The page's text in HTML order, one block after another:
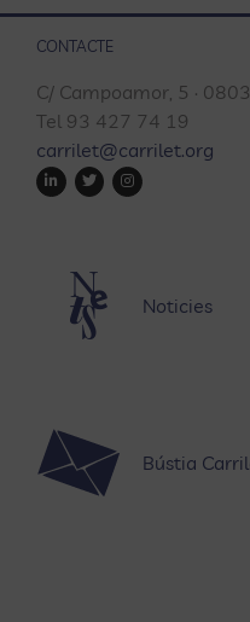
CONTACTE
C/ Campoamor, 5 ·
Tel 93 427 74 19
carrilet@carrilet.org
Noticies
Bústia